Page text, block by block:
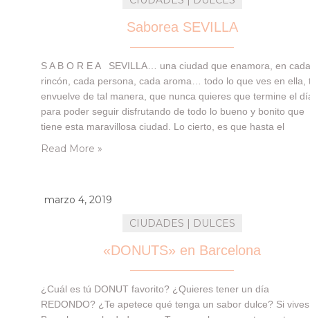
Saborea SEVILLA
S A B O R E A SEVILLA… una ciudad que enamora, en
rincón, cada persona, cada aroma… todo lo que ves en ella,
envuelve de tal manera, que nunca quieres que termine el
para poder seguir disfrutando de todo lo bueno y bonito que
tiene esta maravillosa ciudad. Lo cierto, es que hasta el
pasado…
Read More »
marzo 4, 2019
CIUDADES | DULCES
«DONUTS» en Barcelona
¿Cuál es tú DONUT favorito? ¿Quieres tener un día
REDONDO? ¿Te apetece qué tenga un sabor dulce? Si